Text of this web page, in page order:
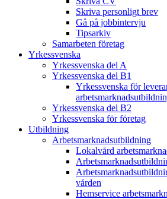
Skriva personligt brev
Gå på jobbintervju
Tipsarkiv
Samarbeten företag
Yrkessvenska
Yrkessvenska del A
Yrkessvenska del B1
Yrkessvenska för
Yrkessvenska del B2
Yrkessvenska för företag
Utbildning
Arbetsmarknadsutbildning
Lokalvård
vården
Hemservice